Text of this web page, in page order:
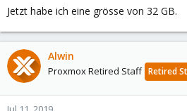
Jetzt habe ich eine grösse von 32 GB.
Alwin
Proxmox Retired Staff Retired